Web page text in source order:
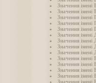
Значення імені
Значення імені
Значення імені
Значення імені
Значення імені
Значення імені
Значення імені
Значення імені
Значення імені
Значення імені
Значення імені
Значення імені
Значення імені
Значення імені